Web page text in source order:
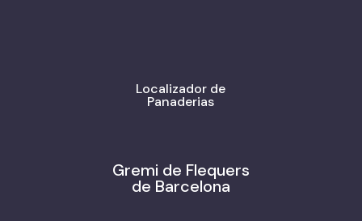
Localizador de
Panaderias
Gremi de Flequers
de Barcelona